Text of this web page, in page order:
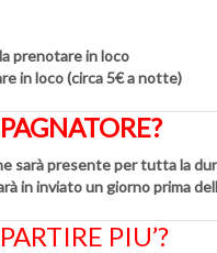
prenotare in loco
in loco (circa 5€ a notte)
sarà presente per tutta la
in inviato un giorno prima
PIU’?